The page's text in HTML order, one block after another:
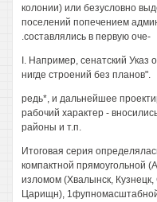
колонии) или безусловно
поселений попечением
.составлялись в первую оче-
I. Например, сенатский Указ
нигде строений без планов".
редь*, и дальнейшее
рабочий характер -
районы и т.п.
Итоговая серия
компактной прямоугольной
изломом (Хвалынск,
Царищн), 1фупномасштабной